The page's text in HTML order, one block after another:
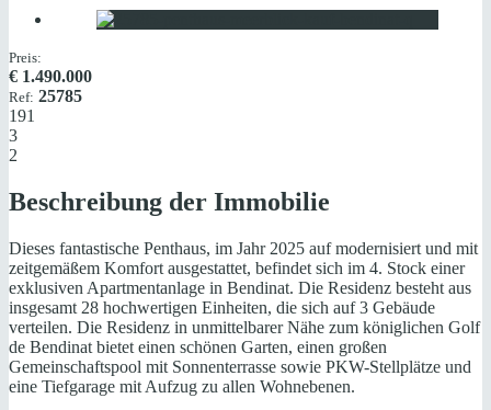
Preis:
€ 1.490.000
Ref: 25785
191
3
2
Beschreibung der Immobilie
Dieses fantastische Penthaus, im Jahr 2025 auf modernisiert und mit
zeitgemäßem Komfort ausgestattet, befindet sich im 4. Stock einer
exklusiven Apartmentanlage in Bendinat. Die Residenz besteht aus
insgesamt 28 hochwertigen Einheiten, die sich auf 3 Gebäude
verteilen. Die Residenz in unmittelbarer Nähe zum königlichen Golf
de Bendinat bietet einen schönen Garten, einen großen
Gemeinschaftspool mit Sonnenterrasse sowie PKW-Stellplätze und
eine Tiefgarage mit Aufzug zu allen Wohnebenen.